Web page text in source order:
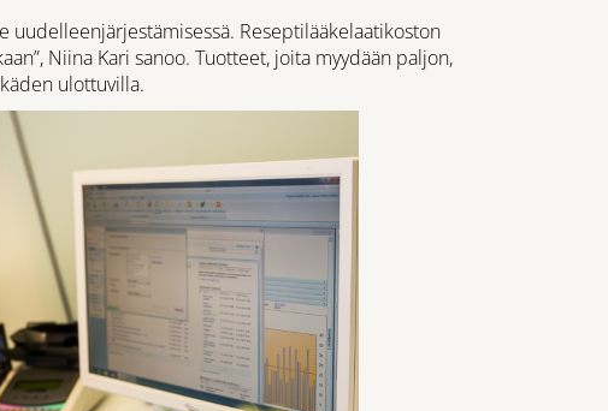
uudelleenjärjestämisessä. Reseptilääkelaatikoston
Niina Kari sanoo. Tuotteet, joita myydään paljon,
ulottuvilla.